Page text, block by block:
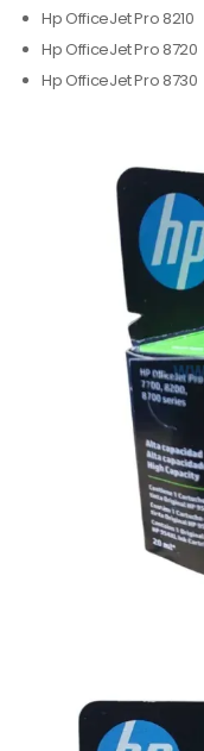
Hp OfficeJet Pro 8210
Hp OfficeJet Pro 8720
Hp OfficeJet Pro 8730